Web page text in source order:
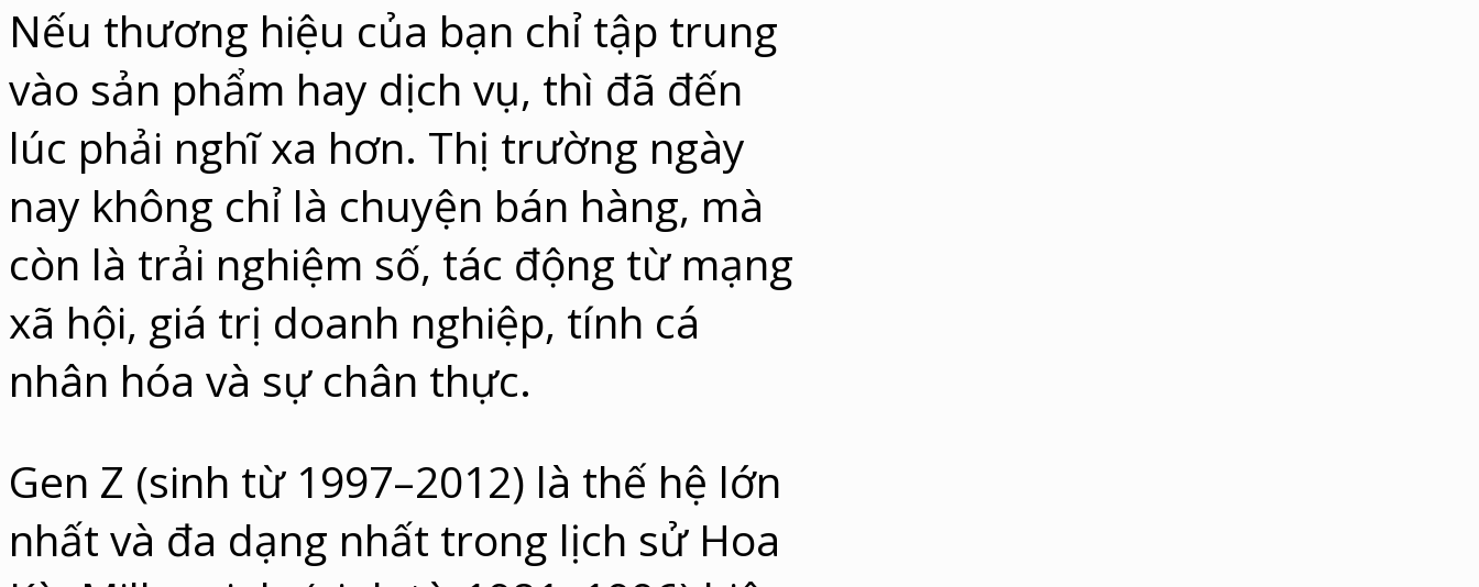
Nếu thương hiệu của bạn chỉ tập trung
vào sản phẩm hay dịch vụ, thì đã đến
lúc phải nghĩ xa hơn. Thị trường ngày
nay không chỉ là chuyện bán hàng, mà
còn là trải nghiệm số, tác động từ mạng
xã hội, giá trị doanh nghiệp, tính cá
nhân hóa và sự chân thực.
Gen Z (sinh từ 1997–2012) là thế hệ lớn
nhất và đa dạng nhất trong lịch sử Hoa